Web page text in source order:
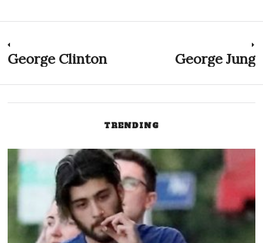
Indlægsnavigation
Previous
George Clinton George Jung
TRENDING